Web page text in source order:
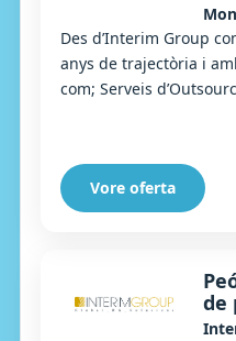
Des d’Interim Group
anys de trajectòria i
com; Serveis
Vore oferta
de